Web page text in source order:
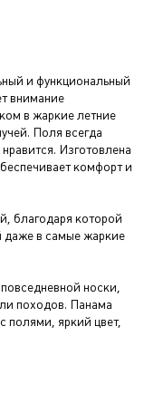
и функциональный
внимание
в жаркие летние
Поля всегда
Изготовлена
комфорт и
благодаря которой
даже в самые жаркие
носки,
походов. Панама
полями, яркий цвет,